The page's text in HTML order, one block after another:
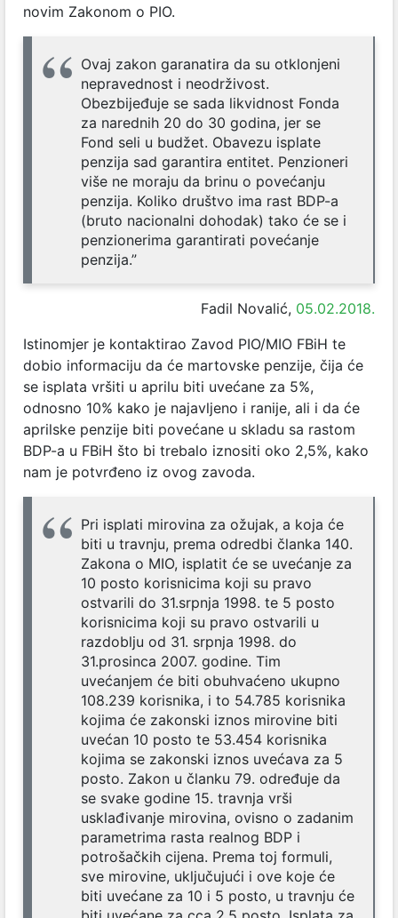
novim Zakonom o PIO.
Ovaj zakon garanatira da su otklonjeni
nepravednost i neodrživost.
Obezbijeđuje se sada likvidnost Fonda
za narednih 20 do 30 godina, jer se
Fond seli u budžet. Obavezu isplate
penzija sad garantira entitet. Penzioneri
više ne moraju da brinu o povećanju
penzija. Koliko društvo ima rast BDP-a
(bruto nacionalni dohodak) tako će se i
penzionerima garantirati povećanje
penzija.”
Fadil Novalić, 05.02.2018.
Istinomjer je kontaktirao Zavod PIO/MIO FBiH te
dobio informaciju da će martovske penzije, čija će
se isplata vršiti u aprilu biti uvećane za 5%,
odnosno 10% kako je najavljeno i ranije, ali i da će
aprilske penzije biti povećane u skladu sa rastom
BDP-a u FBiH što bi trebalo iznositi oko 2,5%, kako
nam je potvrđeno iz ovog zavoda.
Pri isplati mirovina za ožujak, a koja će
biti u travnju, prema odredbi članka 140.
Zakona o MIO, isplatit će se uvećanje za
10 posto korisnicima koji su pravo
ostvarili do 31.srpnja 1998. te 5 posto
korisnicima koji su pravo ostvarili u
razdoblju od 31. srpnja 1998. do
31.prosinca 2007. godine. Tim
uvećanjem će biti obuhvaćeno ukupno
108.239 korisnika, i to 54.785 korisnika
kojima će zakonski iznos mirovine biti
uvećan 10 posto te 53.454 korisnika
kojima se zakonski iznos uvećava za 5
posto. Zakon u članku 79. određuje da
se svake godine 15. travnja vrši
usklađivanje mirovina, ovisno o zadanim
parametrima rasta realnog BDP i
potrošačkih cijena. Prema toj formuli,
sve mirovine, uključujući i ove koje će
biti uvećane za 10 i 5 posto, u travnju će